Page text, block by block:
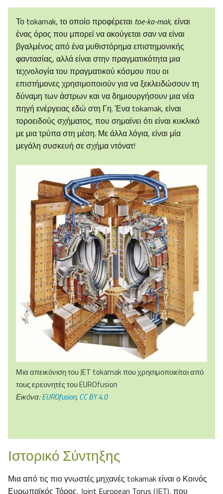
Το tokamak, το οποίο προφέρεται toe-ka-mak, είναι
ένας όρος που μπορεί να ακούγεται σαν να είναι
βγαλμένος από ένα μυθιστόρημα επιστημονικής
φαντασίας, αλλά είναι στην πραγματικότητα μια
τεχνολογία του πραγματικού κόσμου που οι
επιστήμονες χρησιμοποιούν για να ξεκλειδώσουν τη
δύναμη των άστρων και να δημιουργήσουν μια νέα
πηγή ενέργειας εδώ στη Γη. Ένα tokamak, είναι
τοροειδούς σχήματος, που σημαίνει ότι είναι κυκλικό
με μια τρύπα στη μέση. Με άλλα λόγια, είναι μία
μεγάλη συσκευή σε σχήμα ντόνατ!
Μια απεικόνιση του JET tokamak που χρησιμοποιείται από
τους ερευνητές του EUROfusion
Εικόνα:EUROfusion,CC BY 4.0
Ιστορικό Σύντηξης
Μια από τις πιο γνωστές μηχανές tokamak είναι ο Κοινός
Ευρωπαϊκός Τόρος, Joint European Torus (JET), που